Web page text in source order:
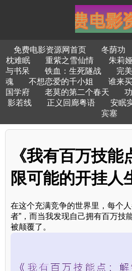
免费电影资源网首页 冬荫功
枕难眠
重紫之雪仙情 朱莉娅
与书呆
铁血：生死隧战 完
魂
不想恋爱的千小姐 谁来
国学府
老莫的第二个春天
影若线
正义回廊粤语 安眠
宾塞
《我有百万技
限可能的开挂人
在这个充满竞争的世界里，每个
者”，而当我发现自己拥有百万技
被颠覆了。